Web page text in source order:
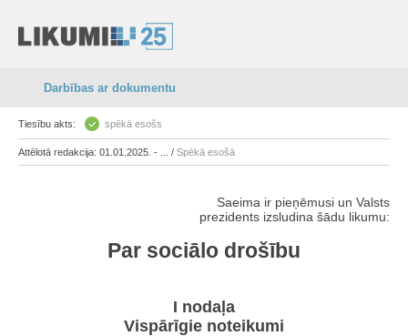
Darbības ar dokumentu
Tiesību akts: spēkā esošs
Attēlotā redakcija: 01.01.2025. - ... / Spēkā esošā
Saeima ir pieņēmusi un Valsts
prezidents izsludina šādu likumu:
Par sociālo drošību
I nodaļa
Vispārīgie noteikumi